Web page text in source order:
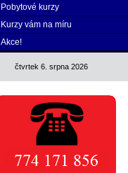
Pobytové kurzy
Kurzy vám na míru
Akce!
čtvrtek 6. srpna 2026